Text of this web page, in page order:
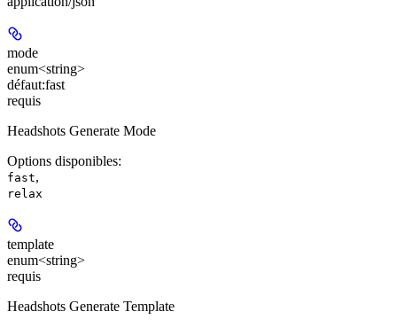
mode
enum<string>
défaut:fast
requis
Headshots Generate Mode
Options disponibles:
fast,
relax
template
enum<string>
requis
Headshots Generate Template